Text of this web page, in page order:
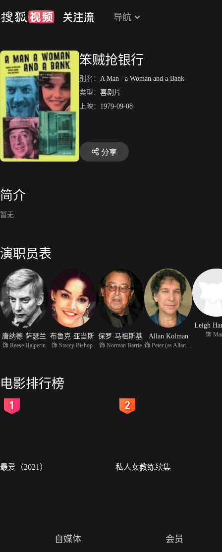
导航
笨贼抢银行
别名： A Man / a Woman and a Bank
类型： 喜剧片
上映： 1979-09-08
分享
简介
暂无
演职员表
唐纳德·萨瑟兰
饰 Reese Halperin
布鲁克·亚当斯
饰 Stacey Bishop
保罗·马祖斯基
饰 Norman Barrie
Allan Kolman
Leigh
饰
电影排行榜
最爱（2021） 私人女教练续集
自媒体 会员